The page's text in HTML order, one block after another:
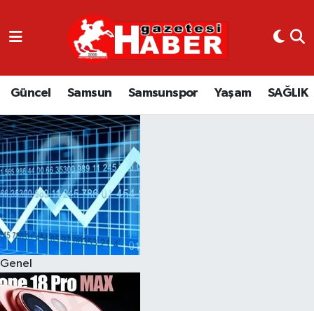
Güncel Samsun Samsunspor Yaşam SAĞLIK
Genel
GÜNCEL
SAMSUN
SAMSUNSPOR
EKONOMİ
YAŞAM